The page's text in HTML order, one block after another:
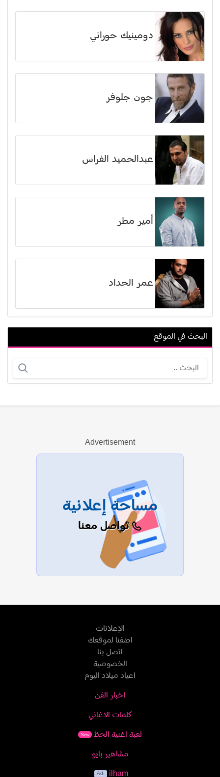
دومينيك حوراني
جون جلوفر
عبدالحميد الفراس
أمير مطر
عمر الحداد
تشارليز ثيرون
عرض الكل
البحث في الموقع
Advertisement
مساحة إعلانية
تواصل معنا
الإعلانات
اضفنا لموقعك
اتصل بنا
الخصوصية
اعياد ميلاد اليوم
اخبار الفن
كلمات الاغاني
لعبة اغنية الحظ New
مشاهير بايو
ilham